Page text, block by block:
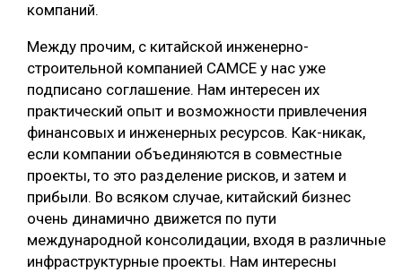
компаний.
Между прочим, с китайской инженерно-
строительной компанией CAMCE у нас уже
подписано соглашение. Нам интересен их
практический опыт и возможности привлечения
финансовых и инженерных ресурсов. Как-никак,
если компании объединяются в совместные
проекты, то это разделение рисков, и затем и
прибыли. Во всяком случае, китайский бизнес
очень динамично движется по пути
международной консолидации, входя в различные
инфраструктурные проекты. Нам интересны